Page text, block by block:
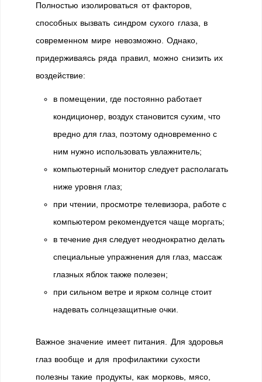
Полностью изолироваться от факторов,
способных вызвать синдром сухого глаза, в
современном мире невозможно. Однако,
придерживаясь ряда правил, можно снизить их
воздействие:
в помещении, где постоянно работает
кондиционер, воздух становится сухим, что
вредно для глаз, поэтому одновременно с
ним нужно использовать увлажнитель;
компьютерный монитор следует располагать
ниже уровня глаз;
при чтении, просмотре телевизора, работе с
компьютером рекомендуется чаще моргать;
в течение дня следует неоднократно делать
специальные упражнения для глаз, массаж
глазных яблок также полезен;
при сильном ветре и ярком солнце стоит
надевать солнцезащитные очки.
Важное значение имеет питания. Для здоровья
глаз вообще и для профилактики сухости
полезны такие продукты, как морковь, мясо,